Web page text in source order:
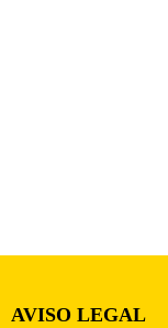
AVISO LEGAL